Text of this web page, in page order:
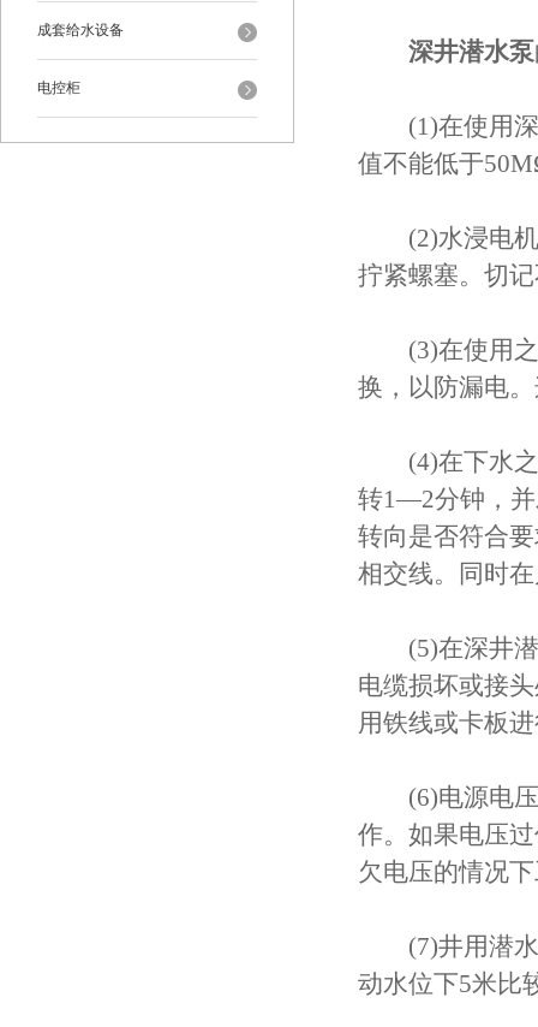
成套给水设备
电控柜
深井潜水泵
(1)在使用深
值不能低于
(2)水浸电机
拧紧螺塞。切
(3)在使用之
换，以防漏电
(4)在下水之
转1—2分钟，并
转向是否符合
相交线。同时
(5)在深井潜
电缆损坏或接
用铁线或卡板
(6)电源电压
作。如果电压
欠电压的情况
(7)井用潜水
动水位下5米比